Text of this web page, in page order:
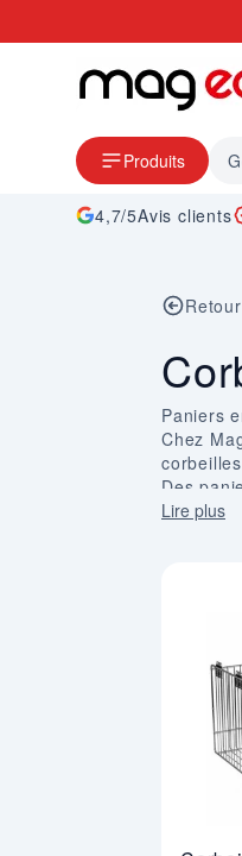
Produits
4,7/5Avis clients
Retour
Paniers
Chez
Des
Conçus
Lire plus